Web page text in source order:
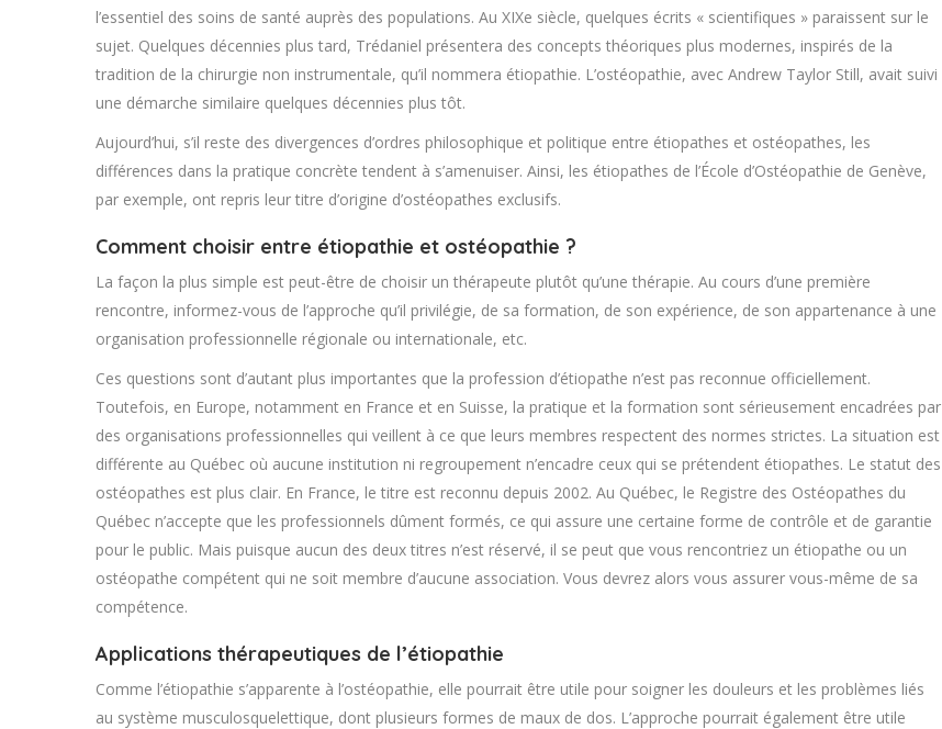
l’essentiel des soins de santé auprès des populations. Au XIXe siècle, quelques écrits « scientifiques » paraissent sur le
sujet. Quelques décennies plus tard, Trédaniel présentera des concepts théoriques plus modernes, inspirés de la
tradition de la chirurgie non instrumentale, qu’il nommera étiopathie. L’ostéopathie, avec Andrew Taylor Still, avait suivi
une démarche similaire quelques décennies plus tôt.
Aujourd’hui, s’il reste des divergences d’ordres philosophique et politique entre étiopathes et ostéopathes, les
différences dans la pratique concrète tendent à s’amenuiser. Ainsi, les étiopathes de l’École d’Ostéopathie de Genève,
par exemple, ont repris leur titre d’origine d’ostéopathes exclusifs.
Comment choisir entre étiopathie et ostéopathie ?
La façon la plus simple est peut-être de choisir un thérapeute plutôt qu’une thérapie. Au cours d’une première
rencontre, informez-vous de l’approche qu’il privilégie, de sa formation, de son expérience, de son appartenance à une
organisation professionnelle régionale ou internationale, etc.
Ces questions sont d’autant plus importantes que la profession d’étiopathe n’est pas reconnue officiellement.
Toutefois, en Europe, notamment en France et en Suisse, la pratique et la formation sont sérieusement encadrées par
des organisations professionnelles qui veillent à ce que leurs membres respectent des normes strictes. La situation est
différente au Québec où aucune institution ni regroupement n’encadre ceux qui se prétendent étiopathes. Le statut des
ostéopathes est plus clair. En France, le titre est reconnu depuis 2002. Au Québec, le Registre des Ostéopathes du
Québec n’accepte que les professionnels dûment formés, ce qui assure une certaine forme de contrôle et de garantie
pour le public. Mais puisque aucun des deux titres n’est réservé, il se peut que vous rencontriez un étiopathe ou un
ostéopathe compétent qui ne soit membre d’aucune association. Vous devrez alors vous assurer vous-même de sa
compétence.
Applications thérapeutiques de l’étiopathie
Comme l’étiopathie s’apparente à l’ostéopathie, elle pourrait être utile pour soigner les douleurs et les problèmes liés
au système musculosquelettique, dont plusieurs formes de maux de dos. L’approche pourrait également être utile